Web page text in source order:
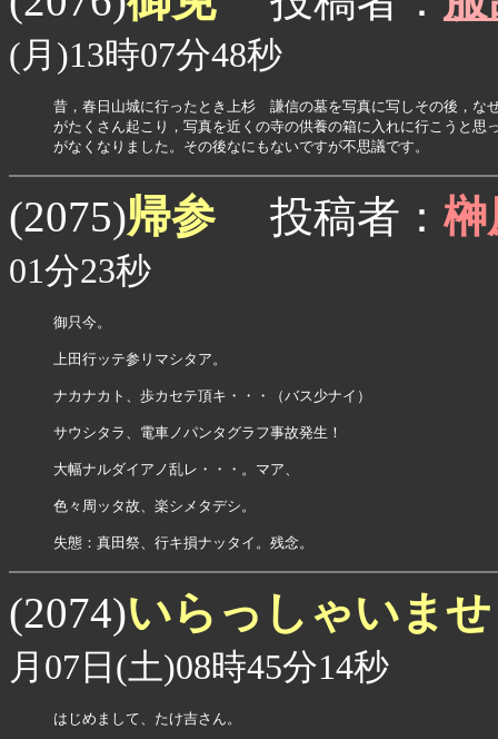
(月)13時07分48秒
昔，春日山城に行ったとき上杉　謙信の墓を写真に写しその後，な
がたくさん起こり，写真を近くの寺の供養の箱に入れに行こうと思
がなくなりました。その後なにもないですが不思議です。
(2075)帰参 投稿者： 榊
01分23秒
御只今。
上田行ッテ参リマシタア。
ナカナカト、歩カセテ頂キ・・・（バス少ナイ）
サウシタラ、電車ノパンタグラフ事故発生！
大幅ナルダイアノ乱レ・・・。マア、
色々周ッタ故、楽シメタデシ。
失態：真田祭、行キ損ナッタイ。残念。
(2074)いらっしゃいま
月07日(土)08時45分14秒
はじめまして、たけ吉さん。